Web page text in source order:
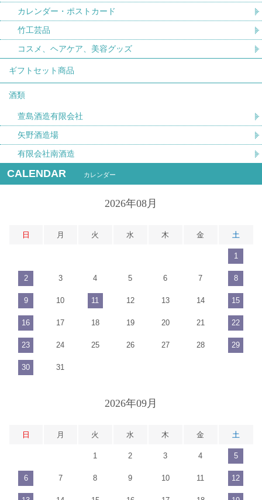
カレンダー・ポストカード
竹工芸品
コスメ、ヘアケア、美容グッズ
ギフトセット商品
酒類
萱島酒造有限会社
矢野酒造場
有限会社南酒造
CALENDAR カレンダー
2026年08月
日 月 火 水 木 金 土
1
2 3 4 5 6 7 8
9 10 11 12 13 14 15
16 17 18 19 20 21 22
23 24 25 26 27 28 29
30 31
2026年09月
日 月 火 水 木 金 土
1 2 3 4 5
6 7 8 9 10 11 12